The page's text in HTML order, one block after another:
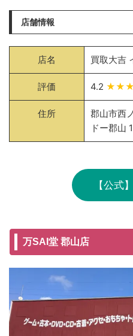
店舗情報
店名 買取大吉
評価 4.2
住所
郡山市西
ドー郡山
【公式
万SAI堂 郡山店